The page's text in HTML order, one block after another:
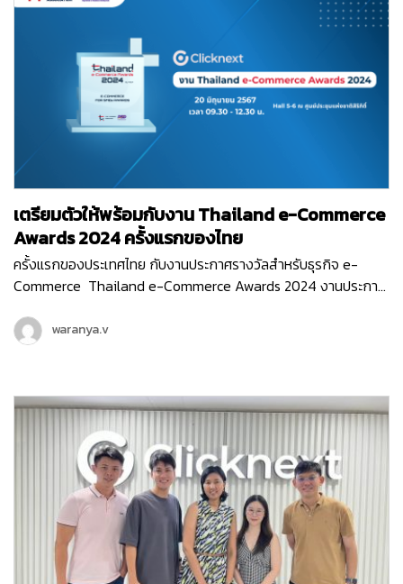
เตรียมตัวให้พร้อมกับงาน Thailand e-Commerce
Awards 2024 ครั้งแรกของไทย
ครั้งแรกของประเทศไทย กับงานประกาศรางวัลสำหรับธุรกิจ e-
Commerce Thailand e-Commerce Awards 2024 งานประกาศ
ยอดเยี่ยม ที่ช่วยสนับสนุนอีคอมเมิร์ซไทยให้เติบโต ขับเคลื่อนธุรกิจ
ออนไลน์ให้ก้าวไปในอนาคตได้อย่างเต็มประสิทธิภาพ ซึ่งงานนี้จัดขึ้น
Commerce Association) และ Clicknext ก็ร่วมเป็นพาร์ทเนอร์
สนับสนุน และร่วมเป็นกรรมการตัดสินรางวัลในงานอันทรงเกียรติ
ครั้งแรกของประเทศไทยด้วย…
waranya.v